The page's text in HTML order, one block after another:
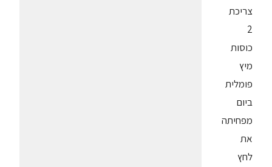
צריכת
2
כוסות
מיץ
פומלית
ביום
מפחיתה
את
לחץ